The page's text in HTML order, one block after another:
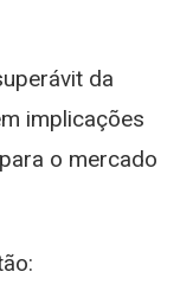
da
implicações
o mercado